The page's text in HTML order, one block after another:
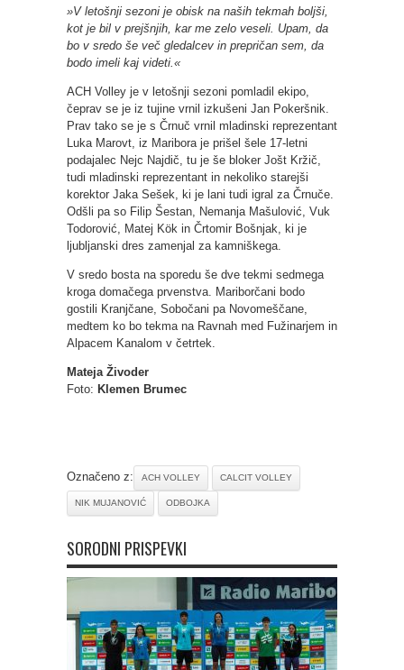
»V letošnji sezoni je obisk na naših tekmah boljši,
kot je bil v prejšnjih, kar me zelo veseli. Upam, da
bo v sredo še več gledalcev in prepričan sem, da
bodo imeli kaj videti.«
ACH Volley je v letošnji sezoni pomladil ekipo,
čeprav se je iz tujine vrnil izkušeni Jan Pokeršnik.
Prav tako se je s Črnuč vrnil mladinski reprezentant
Luka Marovt, iz Maribora je prišel šele 17-letni
podajalec Nejc Najdič, tu je še bloker Jošt Kržič,
tudi mladinski reprezentant in nekoliko starejši
korektor Jaka Sešek, ki je lani tudi igral za Črnuče.
Odšli pa so Filip Šestan, Nemanja Mašulović, Vuk
Todorović, Matej Kök in Črtomir Bošnjak, ki je
ljubljanski dres zamenjal za kamniškega.
V sredo bosta na sporedu še dve tekmi sedmega
kroga domačega prvenstva. Mariborčani bodo
gostili Kranjčane, Sobočani pa Novomeščane,
medtem ko bo tekma na Ravnah med Fužinarjem in
Alpacem Kanalom v četrtek.
Mateja Živoder
Foto: Klemen Brumec
Označeno z: ACH VOLLEY CALCIT VOLLEY
NIK MUJANOVIĆ ODBOJKA
SORODNI PRISPEVKI